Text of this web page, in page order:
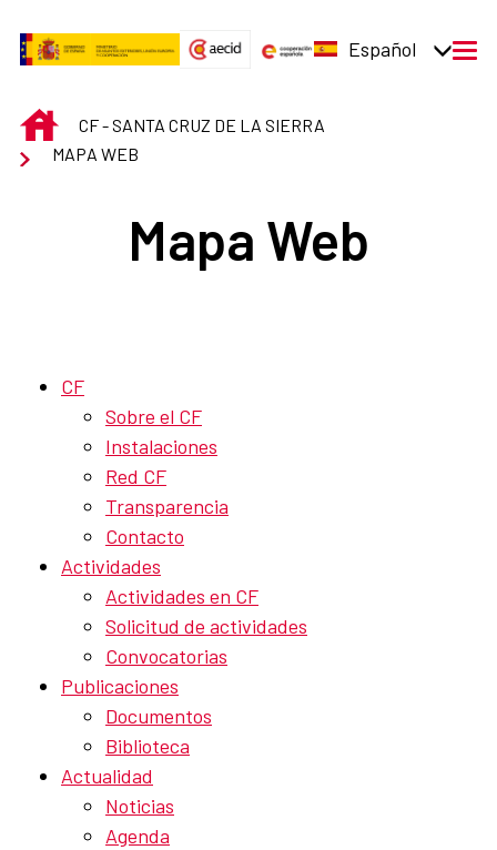
Español
INICIOCF - SANTA CRUZ DE LA SIERRA
MAPA WEB
Mapa Web
CF
Sobre el CF
Instalaciones
Red CF
Transparencia
Contacto
Actividades
Actividades en CF
Solicitud de actividades
Convocatorias
Publicaciones
Documentos
Biblioteca
Actualidad
Noticias
Agenda